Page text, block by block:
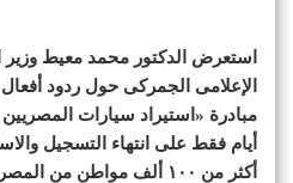
استعرض الدكتور محمد معيط وزير
الإعلامى الجمركى حول ردود
أيام فقط على انتهاء التسجيل
أكثر من ١٠٠ ألف مواطن